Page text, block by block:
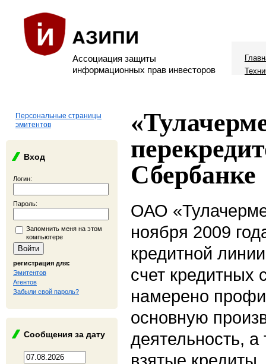
Ассоциация защиты
информационных прав инвесторов
Персональные страницы
эмитентов
Вход
Логин:
Пароль:
Запомнить меня на этом
компьютере
регистрация для:
Эмитентов
Агентов
Забыли свой пароль?
Сообщения за дату
Сбербанке
ОАО
ноября 2009
кредитной
счет кредитных
намерено
основную
деятельность, а